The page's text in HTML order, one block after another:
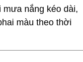
mưa nắng kéo dài,
màu theo thời